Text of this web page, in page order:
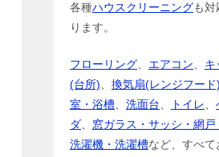
各種ハウスクリーニングも対
ります。
フローリング エアコン
キ
(台所)
換気扇(レンジフード)
室・浴槽
洗面台 トイレ
ダ
窓ガラス・サッシ・網戸
洗濯機・洗濯槽など、すべて